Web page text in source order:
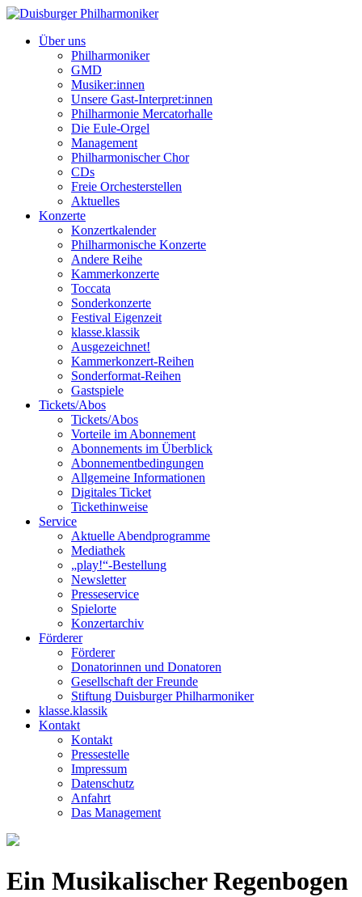
Über uns
Philharmoniker
GMD
Musiker:innen
Unsere Gast-Interpret:innen
Philharmonie Mercatorhalle
Die Eule-Orgel
Management
Philharmonischer Chor
CDs
Freie Orchesterstellen
Aktuelles
Konzerte
Konzertkalender
Philharmonische Konzerte
Andere Reihe
Kammerkonzerte
Toccata
Sonderkonzerte
Festival Eigenzeit
klasse.klassik
Ausgezeichnet!
Kammerkonzert-Reihen
Sonderformat-Reihen
Gastspiele
Tickets/Abos
Tickets/Abos
Vorteile im Abonnement
Abonnements im Überblick
Abonnement­bedingungen
Allgemeine Informationen
Digitales Ticket
Ticket­hinweise
Service
Aktuelle Abendprogramme
Mediathek
„play!“-Bestellung
Newsletter
Presseservice
Spielorte
Konzertarchiv
Förderer
Förderer
Donatorinnen und Donatoren
Gesellschaft der Freunde
Stiftung Duisburger Philharmoniker
klasse.klassik
Kontakt
Kontakt
Pressestelle
Impressum
Datenschutz
Anfahrt
Das Management
Ein Musikalischer Regenbogen